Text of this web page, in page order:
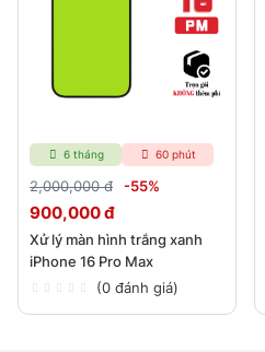
6 tháng 60 phút
2,000,000 đ -55%
900,000 đ
Xử lý màn hình trắng xanh
iPhone 16 Pro Max
(0 đánh giá)